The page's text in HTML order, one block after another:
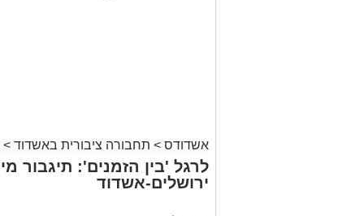
אשדודס > תחבורה ציבורית באשדוד >
לרגל 'בין הזמנים': תיגבור
ירושלים-אשדוד